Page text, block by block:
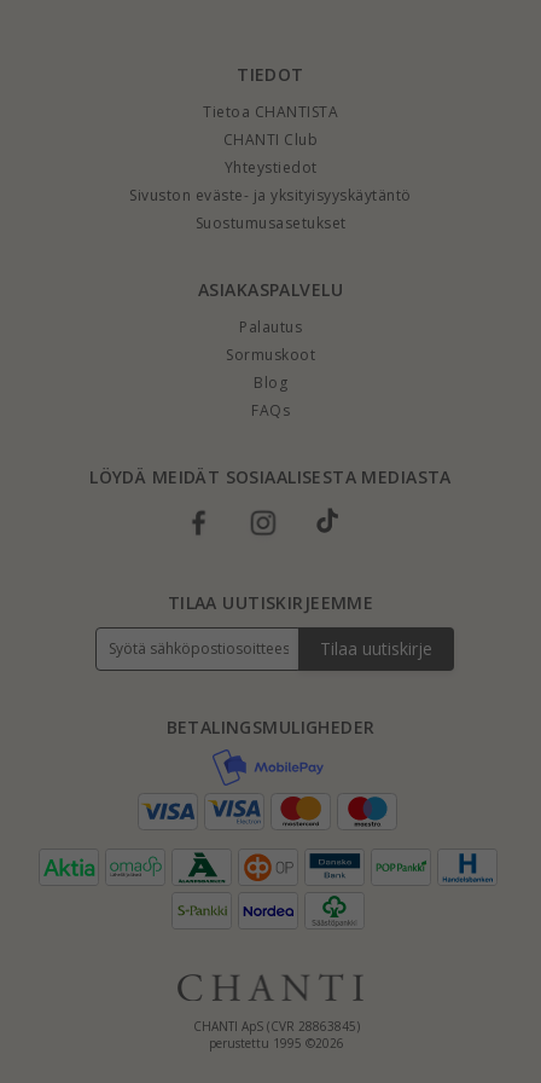
TIEDOT
Tietoa CHANTISTA
CHANTI Club
Yhteystiedot
Sivuston eväste- ja yksityisyyskäytäntö
Suostumusasetukset
ASIAKASPALVELU
Palautus
Sormuskoot
Blog
FAQs
LÖYDÄ MEIDÄT SOSIAALISESTA MEDIASTA
CHANTI ApS (CVR 28863845)
perustettu 1995 ©2026
BETALINGSMULIGHEDER
TILAA UUTISKIRJEEMME
Tilaa uutiskirje